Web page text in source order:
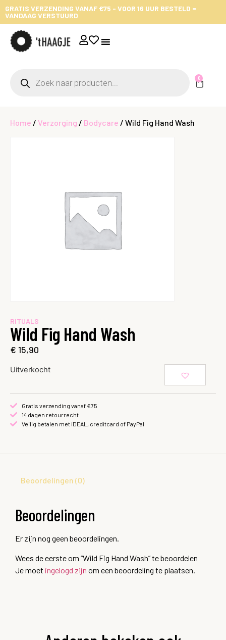
GRATIS VERZENDING VANAF €75 - VOOR 16 UUR BESTELD =
VANDAAG VERSTUURD
0
Home / Verzorging / Bodycare / Wild Fig Hand Wash
RITUALS
Wild Fig Hand Wash
€ 15,90
Uitverkocht
Gratis verzending vanaf €75
14 dagen retourrecht
Veilig betalen met iDEAL, creditcard of PayPal
Beoordelingen (0)
Beoordelingen
Er zijn nog geen beoordelingen.
Wees de eerste om “Wild Fig Hand Wash” te beoordelen
Je moet ingelogd zijn om een beoordeling te plaatsen.